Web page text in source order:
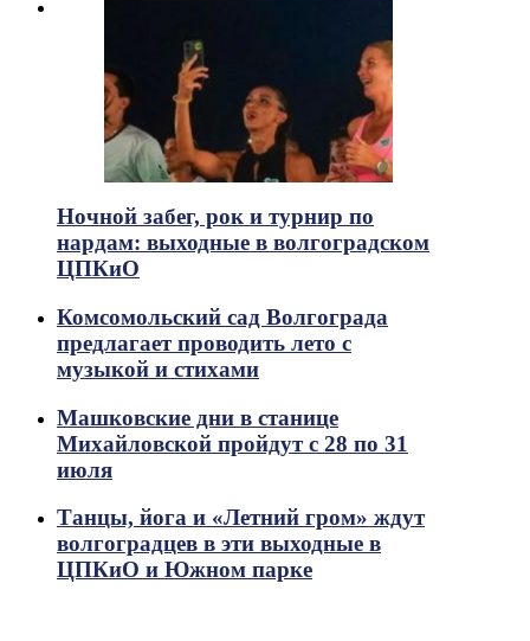
Ночной забег, рок и турнир по
нардам: выходные в волгоградском
ЦПКиО
Комсомольский сад Волгограда
предлагает проводить лето с
музыкой и стихами
Машковские дни в станице
Михайловской пройдут с 28 по 31
июля
Танцы, йога и «Летний гром» ждут
волгоградцев в эти выходные в
ЦПКиО и Южном парке